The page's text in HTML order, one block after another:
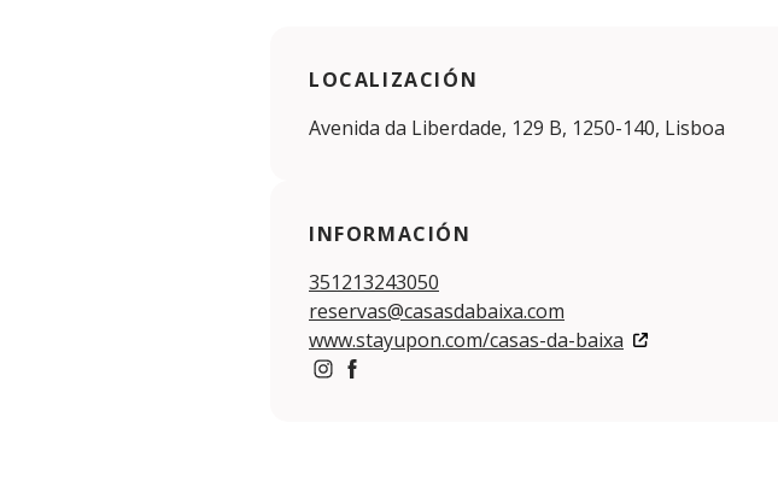
LOCALIZACIÓN
Avenida da Liberdade, 129 B, 1250-140, Lisboa
INFORMACIÓN
351213243050
reservas@casasdabaixa.com
www.stayupon.com/casas-da-baixa